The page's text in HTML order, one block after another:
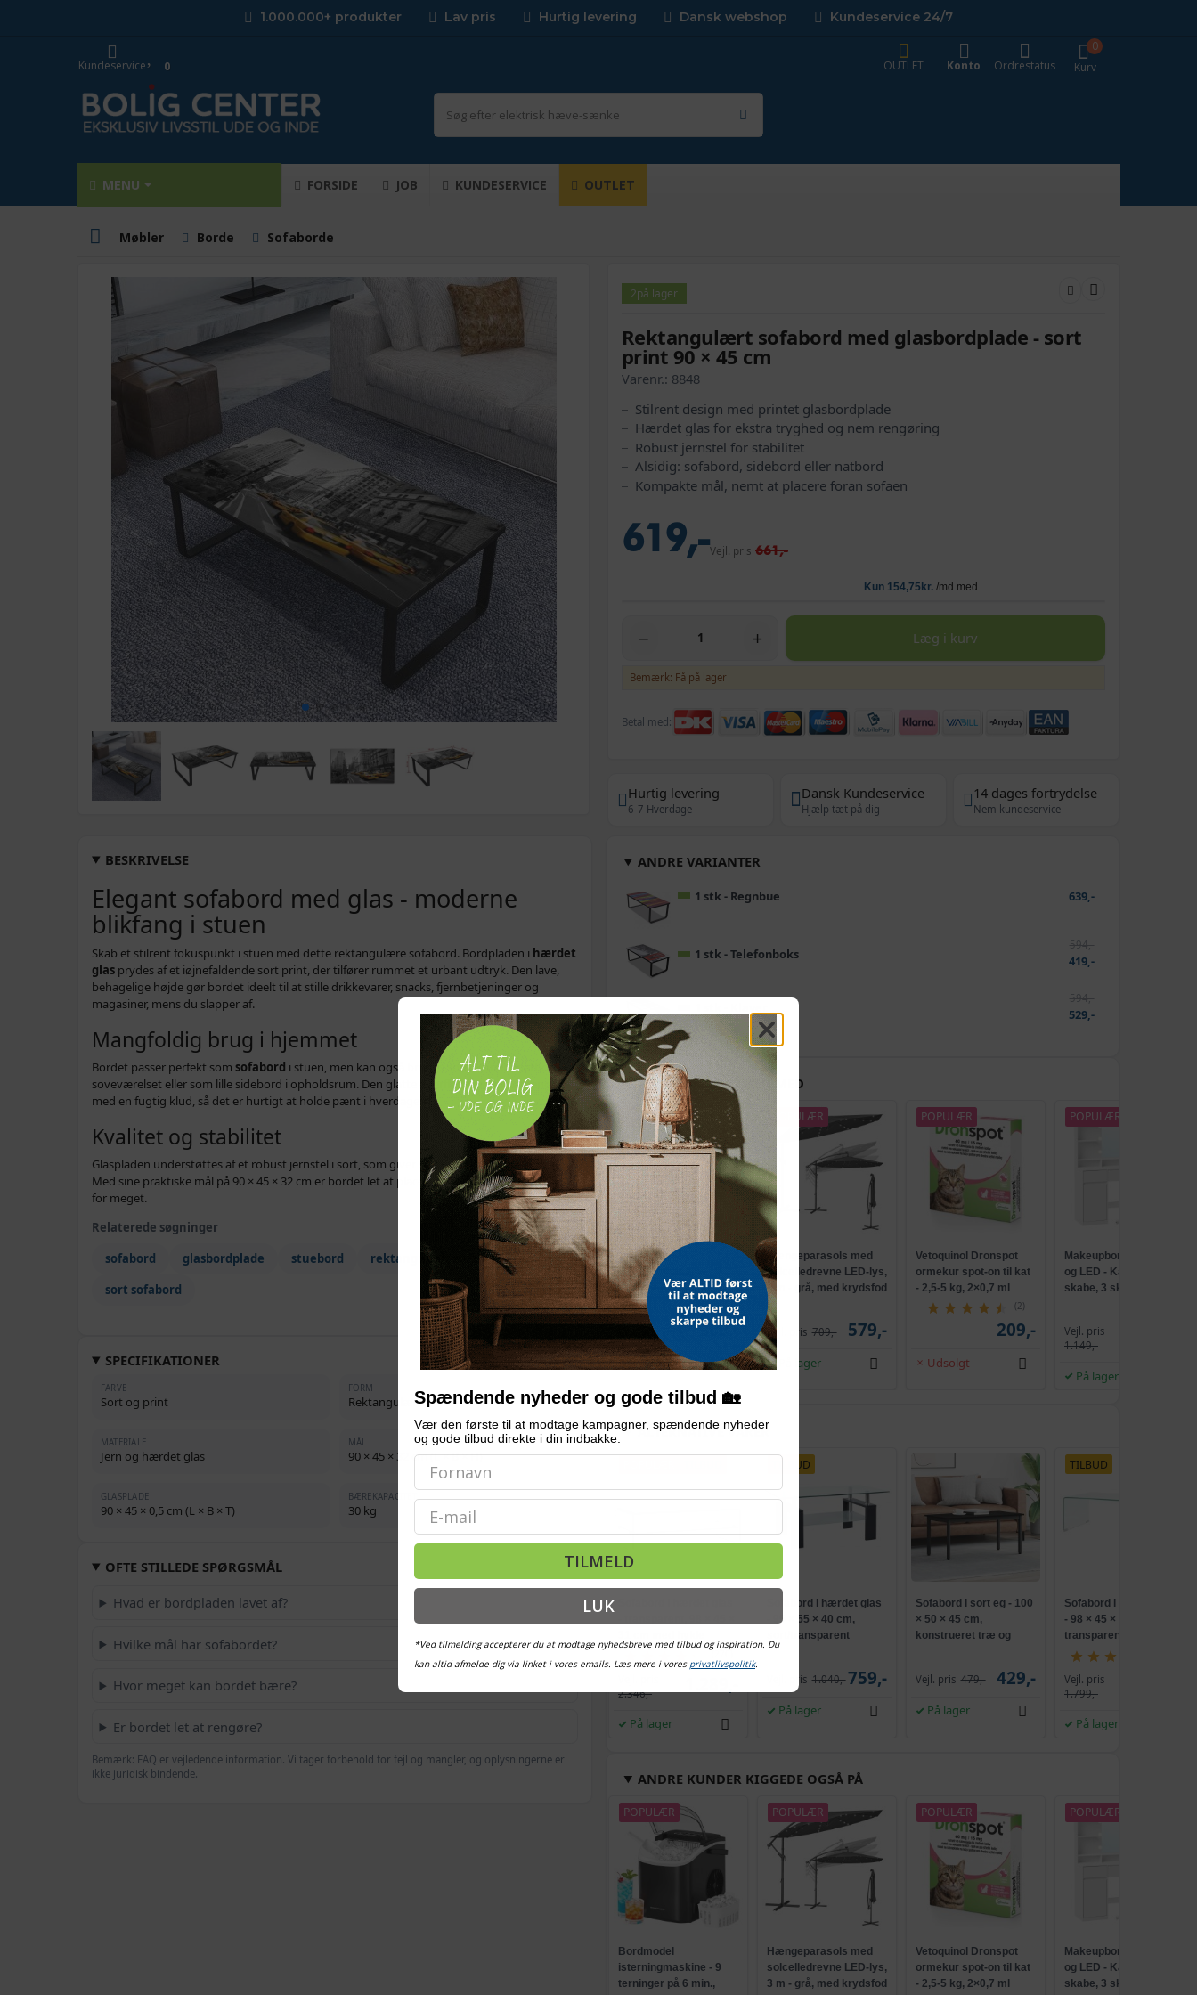
1.000.000+ produkter Lav pris Hurtig levering Dansk webshop Kundeservice 24/7
Kurv
0
OUTLET
Konto Ordrestatus
Kundeservice 0
MENU FORSIDE JOB KUNDESERVICE OUTLET
Møbler Borde Sofaborde
2på lager
Rektangulært sofabord med glasbordplade - sort
print 90 × 45 cm
Varenr.: 8848
Stilrent design med printet glasbordplade
Hærdet glas for ekstra tryghed og nem rengøring
Robust jernstel for stabilitet
Alsidig: sofabord, sidebord eller natbord
Kompakte mål, nemt at placere foran sofaen
619,-Vejl. pris 661,-
− + Læg i kurv
Bemærk: Få på lager
Betal med:
Hurtig levering
6-7 Hverdage
Dansk Kundeservice
Hjælp tæt på dig
14 dages fortrydelse
Nem kundeservice
BESKRIVELSE
Elegant sofabord med glas - moderne
blikfang i stuen
Skab et stilrent fokuspunkt i stuen med dette rektangulære sofabord. Bordpladen i hærdet
glas prydes af et iøjnefaldende sort print, der tilfører rummet et urbant udtryk. Den lave,
behagelige højde gør bordet ideelt til at stille drikkevarer, snacks, fjernbetjeninger og
magasiner, mens du slapper af.
Mangfoldig brug i hjemmet
Bordet passer perfekt som sofabord i stuen, men kan også bruges som et unikt natbord i
soveværelset eller som lille sidebord i opholdsrum. Den glatte overflade er nem at rengøre
med en fugtig klud, så det er hurtigt at holde pænt i hverdagen.
Kvalitet og stabilitet
Glaspladen understøttes af et robust jernstel i sort, som giver solid stabilitet i daglig brug.
Med sine praktiske mål på 90 × 45 × 32 cm er bordet let at placere foran sofaen uden at fylde
for meget.
Relaterede søgninger
sofabord
glasbordplade stuebord
rektangulært sofabord
sort sofabord
SPECIFIKATIONER
FARVE
Sort og print
FORM
Rektangulært
MATERIALE
Jern og hærdet glas
MÅL
90 × 45 × 32 cm (L × B × H)
GLASPLADE
90 × 45 × 0,5 cm (L × B × T)
BÆREKAPACITET
30 kg
OFTE STILLEDE SPØRGSMÅL
Hvad er bordpladen lavet af?
Hvilke mål har sofabordet?
Hvor meget kan bordet bære?
Er bordet let at rengøre?
Bemærk: FAQ er vejledende information. Vi tager forbehold for fejl og mangler, og oplysningerne er
ikke juridisk bindende.
ANDRE VARIANTER
1 stk - Regnbue 639,-
1 stk - Telefonboks
594,-
419,-
594,-
529,-
OFTE KØBT SAMMEN MED
POPULÆR
Bordmodel
isterningmaskine - 9
terninger på 6 min.,
selvrensende, sort
Vejl. pris 509,-
Snart på lager
POPULÆR
Hængeparasols med
solcelledrevne LED-lys,
3 m - grå, med krydsfod
Vejl. pris 709,- 579,-
På lager
POPULÆR
Vetoquinol Dronspot
ormekur spot-on til kat
- 2,5-5 kg, 2×0,7 ml
(2)
209,-
Udsolgt
POPULÆR
Makeupbord med spejl
og LED - Kailyn, 2
skabe, 3 skuffer, 5
uden værktøj - cloud
hvid
Vejl. pris
1.149,-
På lager
ALTERNATIVE VARER
(270)
2.346,-
På lager
TILBUD
Sofabord i hærdet glas
- 95 × 55 × 40 cm,
sort/transparent
Vejl. pris 1.040,-759,-
På lager
Sofabord i sort eg - 100
× 50 × 45 cm,
konstrueret træ og
Vejl. pris 479,- 429,-
På lager
TILBUD
Sofabord i hærdet glas
- 98 × 45 × 30 cm,
transparent
Vejl. pris
1.799,-
På lager
ANDRE KUNDER KIGGEDE OGSÅ PÅ
POPULÆR
Bordmodel
isterningmaskine - 9
terninger på 6 min.,
POPULÆR
Hængeparasols med
solcelledrevne LED-lys,
3 m - grå, med krydsfod
POPULÆR
Vetoquinol Dronspot
ormekur spot-on til kat
- 2,5-5 kg, 2×0,7 ml
POPULÆR
Makeupbord med spejl
og LED - Kailyn, 2
skabe, 3 skuffer, 5
Spændende nyheder og gode tilbud 🏡
Vær den første til at modtage kampagner, spændende nyheder
og gode tilbud direkte i din indbakke.
Email
TILMELD
LUK
*Ved tilmelding accepterer du at modtage nyhedsbreve med tilbud og inspiration. Du
kan altid afmelde dig via linket i vores emails. Læs mere i vores privatlivspolitik.